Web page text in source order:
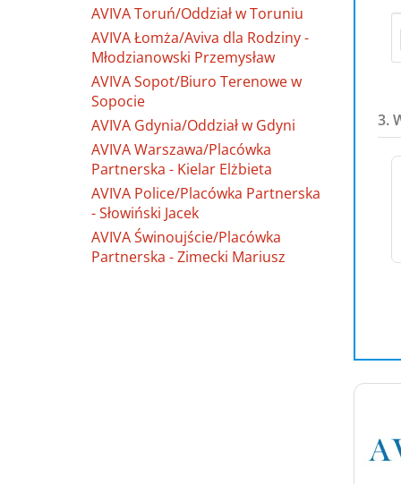
AVIVA Toruń/Oddział w Toruniu
AVIVA Łomża/Aviva dla Rodziny -
Młodzianowski Przemysław
AVIVA Sopot/Biuro Terenowe w
Sopocie
AVIVA Gdynia/Oddział w Gdyni
AVIVA Warszawa/Placówka
Partnerska - Kielar Elżbieta
AVIVA Police/Placówka Partnerska
- Słowiński Jacek
AVIVA Świnoujście/Placówka
Partnerska - Zimecki Mariusz
3.